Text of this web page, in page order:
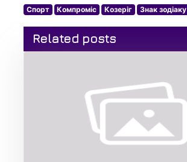
Спорт Компроміс Козеріг Знак зодіаку
Related posts